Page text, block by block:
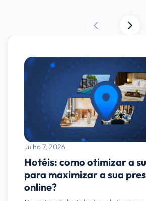
Julho 7, 2026
Hotéis: como otimizar a
para maximizar a sua
online?